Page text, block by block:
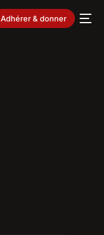
Adhérer & donner